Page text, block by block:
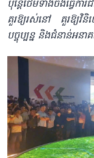
ប៉ុន្តែថែមទាំងចង់ធ្វើក
គួរឱ្យរស់នៅ គួរឱ្យ​វិនិ
បច្ចុប្បន្ន និងជំនាន់អនា